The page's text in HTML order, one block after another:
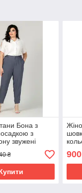
Бона з
з
звужені
різні кольори
₴ 900